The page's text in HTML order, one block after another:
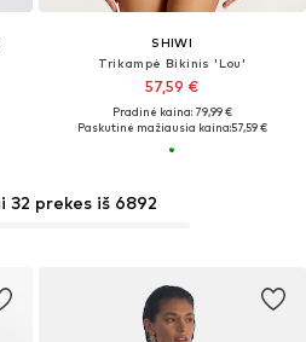
SHIWI
Trikampė Bikinis 'Lou'
57,59 €
Pradinė kaina: 79,99 €
Paskutinė mažiausia kaina:57,59 €
32 prekes iš 6892